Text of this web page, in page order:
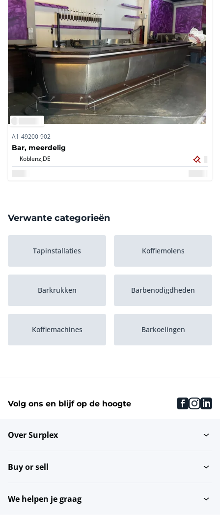
A1-49200-902
Bar, meerdelig
Koblenz,DE
Verwante categorieën
Tapinstallaties Koffiemolens
Barkrukken Barbenodigdheden
Koffiemachines Barkoelingen
Bars Espressomachines
Volg ons en blijf op de hoogte
Over Surplex
Buy or sell
We helpen je graag